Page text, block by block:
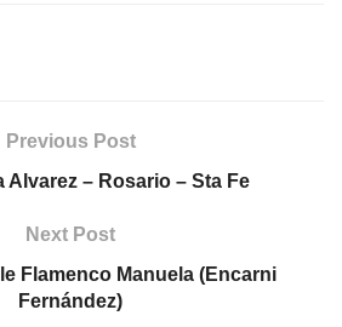
Previous Post
Alvarez – Rosario – Sta Fe
Next Post
Flamenco Manuela (Encarni
Fernández)